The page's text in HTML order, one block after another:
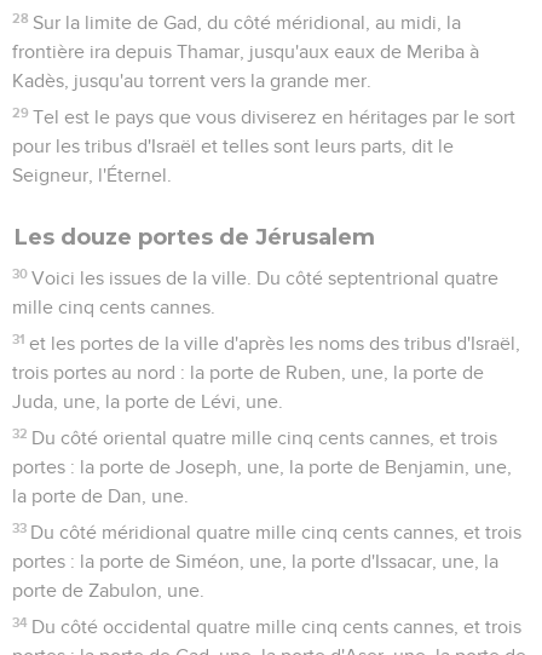
28 Sur la limite de Gad, du côté méridional, au midi, la
frontière ira depuis Thamar, jusqu'aux eaux de Meriba à
Kadès, jusqu'au torrent vers la grande mer.
29 Tel est le pays que vous diviserez en héritages par le sort
pour les tribus d'Israël et telles sont leurs parts, dit le
Seigneur, l'Éternel.
Les douze portes de Jérusalem
30 Voici les issues de la ville. Du côté septentrional quatre
mille cinq cents cannes.
31 et les portes de la ville d'après les noms des tribus d'Israël,
trois portes au nord : la porte de Ruben, une, la porte de
Juda, une, la porte de Lévi, une.
32 Du côté oriental quatre mille cinq cents cannes, et trois
portes : la porte de Joseph, une, la porte de Benjamin, une,
la porte de Dan, une.
33 Du côté méridional quatre mille cinq cents cannes, et trois
portes : la porte de Siméon, une, la porte d'Issacar, une, la
porte de Zabulon, une.
34 Du côté occidental quatre mille cinq cents cannes, et trois